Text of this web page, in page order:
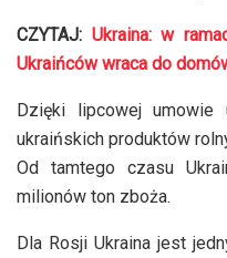
CZYTAJ: Ukraina: w
Ukraińców wraca do
Dzięki lipcowej umowie
ukraińskich produktów
Od tamtego czasu
milionów ton zboża.
Dla Rosji Ukraina jest